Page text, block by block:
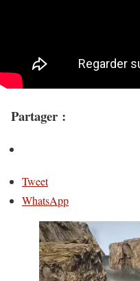
Partager :
Tweet
WhatsApp